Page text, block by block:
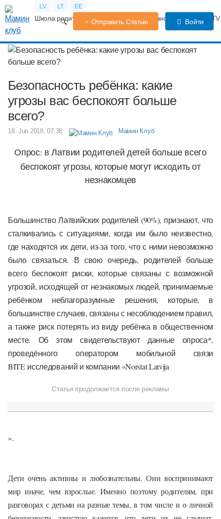
LV LT EE
Школа родителей Календарь беременности Форум
Отправить Статью Войти
Безопасность ребёнка: какие
угрозы вас беспокоят больше
всего?
18. Jun 2018, 07:38 Мамин Клуб
Опрос: в Латвии родителей детей больше всего
беспокоят угрозы, которые могут исходить от
незнакомцев
Большинство Латвийских родителей (90%), признают, что
сталкивались с ситуациями, когда им было неизвестно,
где находятся их дети, из-за того, что с ними невозможно
было связаться. В свою очередь, родителей больше
всего беспокоят риски, которые связаны с возможной
угрозой, исходящей от незнакомых людей, принимаемые
ребёнком неблагоразумные решения, которые, в
большинстве случаев, связаны с несоблюдением правил,
а также риск потерять из виду ребёнка в общественном
месте. Об этом свидетельствуют данные опроса*,
проведённого оператором мобильной связи
BITE исследований и компании «Norstat Latvija
Статья продолжается после рекламы
».
Дети очень активны и любознательны. Они воспринимают
мир иначе, чем взрослые. Именно поэтому родителям, при
разговорах с детьми на разные темы, в том числе и о личной